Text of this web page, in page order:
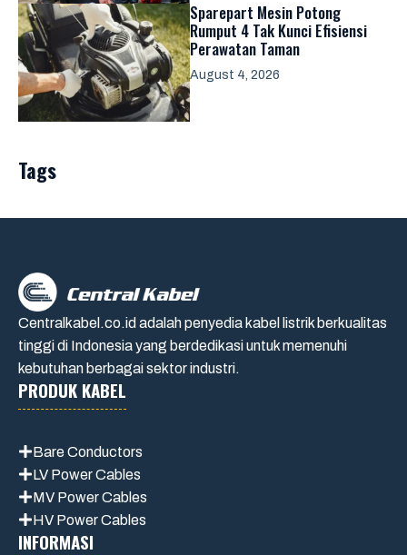
Sparepart Mesin Potong
Rumput 4 Tak Kunci Efisiensi
Perawatan Taman
August 4, 2026
Tags
Centralkabel.co.id adalah penyedia kabel listrik berkualitas
tinggi di Indonesia yang berdedikasi untuk memenuhi
kebutuhan berbagai sektor industri.
PRODUK KABEL
Bare Conductors
LV Power Cables
MV Power Cables
HV Power Cables
INFORMASI